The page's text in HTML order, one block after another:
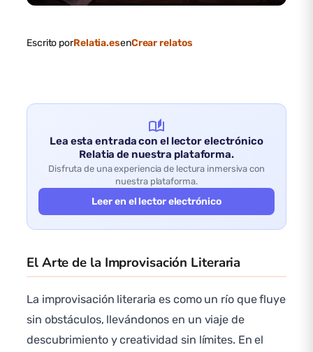
Escrito porRelatia.esenCrear relatos
auto_stories
Lea esta entrada con el lector electrónico
Relatia de nuestra plataforma.
Disfruta de una experiencia de lectura inmersiva con
nuestra plataforma.
Leer en el lector electrónico
El Arte de la Improvisación Literaria
La improvisación literaria es como un río que fluye
sin obstáculos, llevándonos en un viaje de
descubrimiento y creatividad sin límites. En el